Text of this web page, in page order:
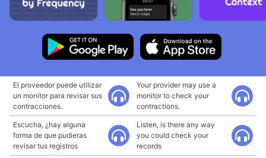
El proveedor puede utilizar
un monitor para revisar sus
contracciones.
Your provider may use a
monitor to check your
contractions.
Escucha, ¿hay alguna
forma de que pudieras
revisar tus registros
Listen, is there any way
you could check your
records